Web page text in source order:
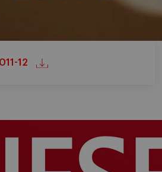
12